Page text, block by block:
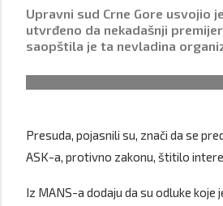
Upravni sud Crne Gore usvojio
utvrđeno da nekadašnji
saopštila je ta nevladina
Presuda, pojasnili su, znači da se
ASK-a, protivno zakonu, štitilo
Iz MANS-a dodaju da su odluke